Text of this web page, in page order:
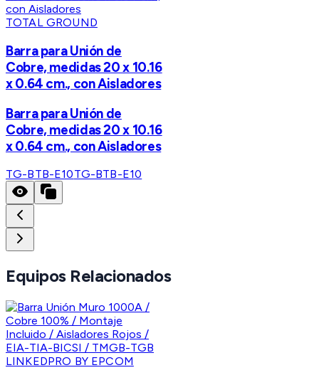
TOTAL GROUND
Barra para Unión de
Cobre, medidas 20 x 10.16
x 0.64 cm., con Aisladores
Barra para Unión de
Cobre, medidas 20 x 10.16
x 0.64 cm., con Aisladores
TG-BTB-E10TG-BTB-E10
Equipos Relacionados
LINKEDPRO BY EPCOM